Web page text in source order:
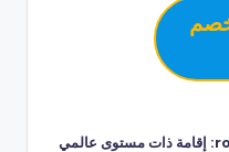
كود خصم فندق روف فندق rove: إقامة ذات مستوى عالمي